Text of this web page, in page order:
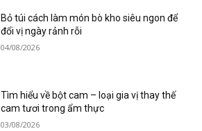
Bỏ túi cách làm món bò kho siêu ngon để
đổi vị ngày rảnh rỗi
04/08/2026
Tìm hiểu về bột cam – loại gia vị thay thế
cam tươi trong ẩm thực
03/08/2026